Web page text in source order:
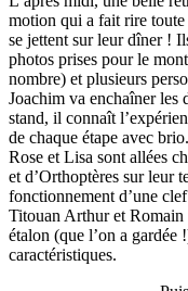
motion qui a fait rire toute
se jettent sur leur dîner !
photos prises pour le
nombre) et plusieurs
Joachim va enchaîner les
stand, il connaît
de chaque étape avec brio.
Rose et Lisa sont allées
et d’Orthoptères sur leur
fonctionnement d’une
Titouan Arthur et Romain
étalon (que l’on a gardée
caractéristiques.